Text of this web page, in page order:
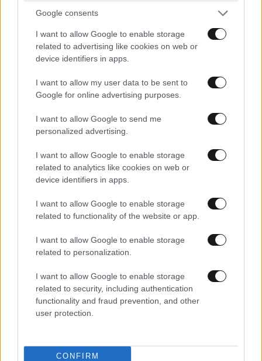
Google consents
I want to allow Google to enable storage
related to advertising like cookies on web or
device identifiers in apps.
I want to allow my user data to be sent to
Google for online advertising purposes.
I want to allow Google to send me
personalized advertising.
I want to allow Google to enable storage
related to analytics like cookies on web or
device identifiers in apps.
I want to allow Google to enable storage
related to functionality of the website or app.
I want to allow Google to enable storage
related to personalization.
I want to allow Google to enable storage
related to security, including authentication
functionality and fraud prevention, and other
user protection.
CONFIRM
Αίγυπτος καινούργια;; κάτι ακούγεται ότι θα πάρουμε
τις αμερικάνικες μηχανότρατες που αποσύρουν ως
από το στόλο τους αντί για φρεγάτες με το ίδιο
κόστος που θα αγοράζαμε φρεγάτες....μακάρι να μην
TRENDING
2 ω. πριν